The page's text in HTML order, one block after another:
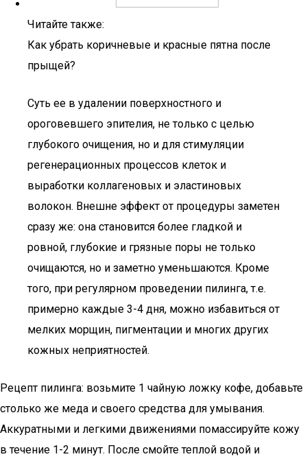
Читайте также:
Как убрать коричневые и красные пятна после
прыщей?
Суть ее в удалении поверхностного и
ороговевшего эпителия, не только с целью
глубокого очищения, но и для стимуляции
регенерационных процессов клеток и
выработки коллагеновых и эластиновых
волокон. Внешне эффект от процедуры заметен
сразу же: она становится более гладкой и
ровной, глубокие и грязные поры не только
очищаются, но и заметно уменьшаются. Кроме
того, при регулярном проведении пилинга, т.е.
примерно каждые 3-4 дня, можно избавиться от
мелких морщин, пигментации и многих других
кожных неприятностей.
Рецепт пилинга: возьмите 1 чайную ложку кофе, добавьте
столько же меда и своего средства для умывания.
Аккуратными и легкими движениями помассируйте кожу
в течение 1-2 минут. После смойте теплой водой и